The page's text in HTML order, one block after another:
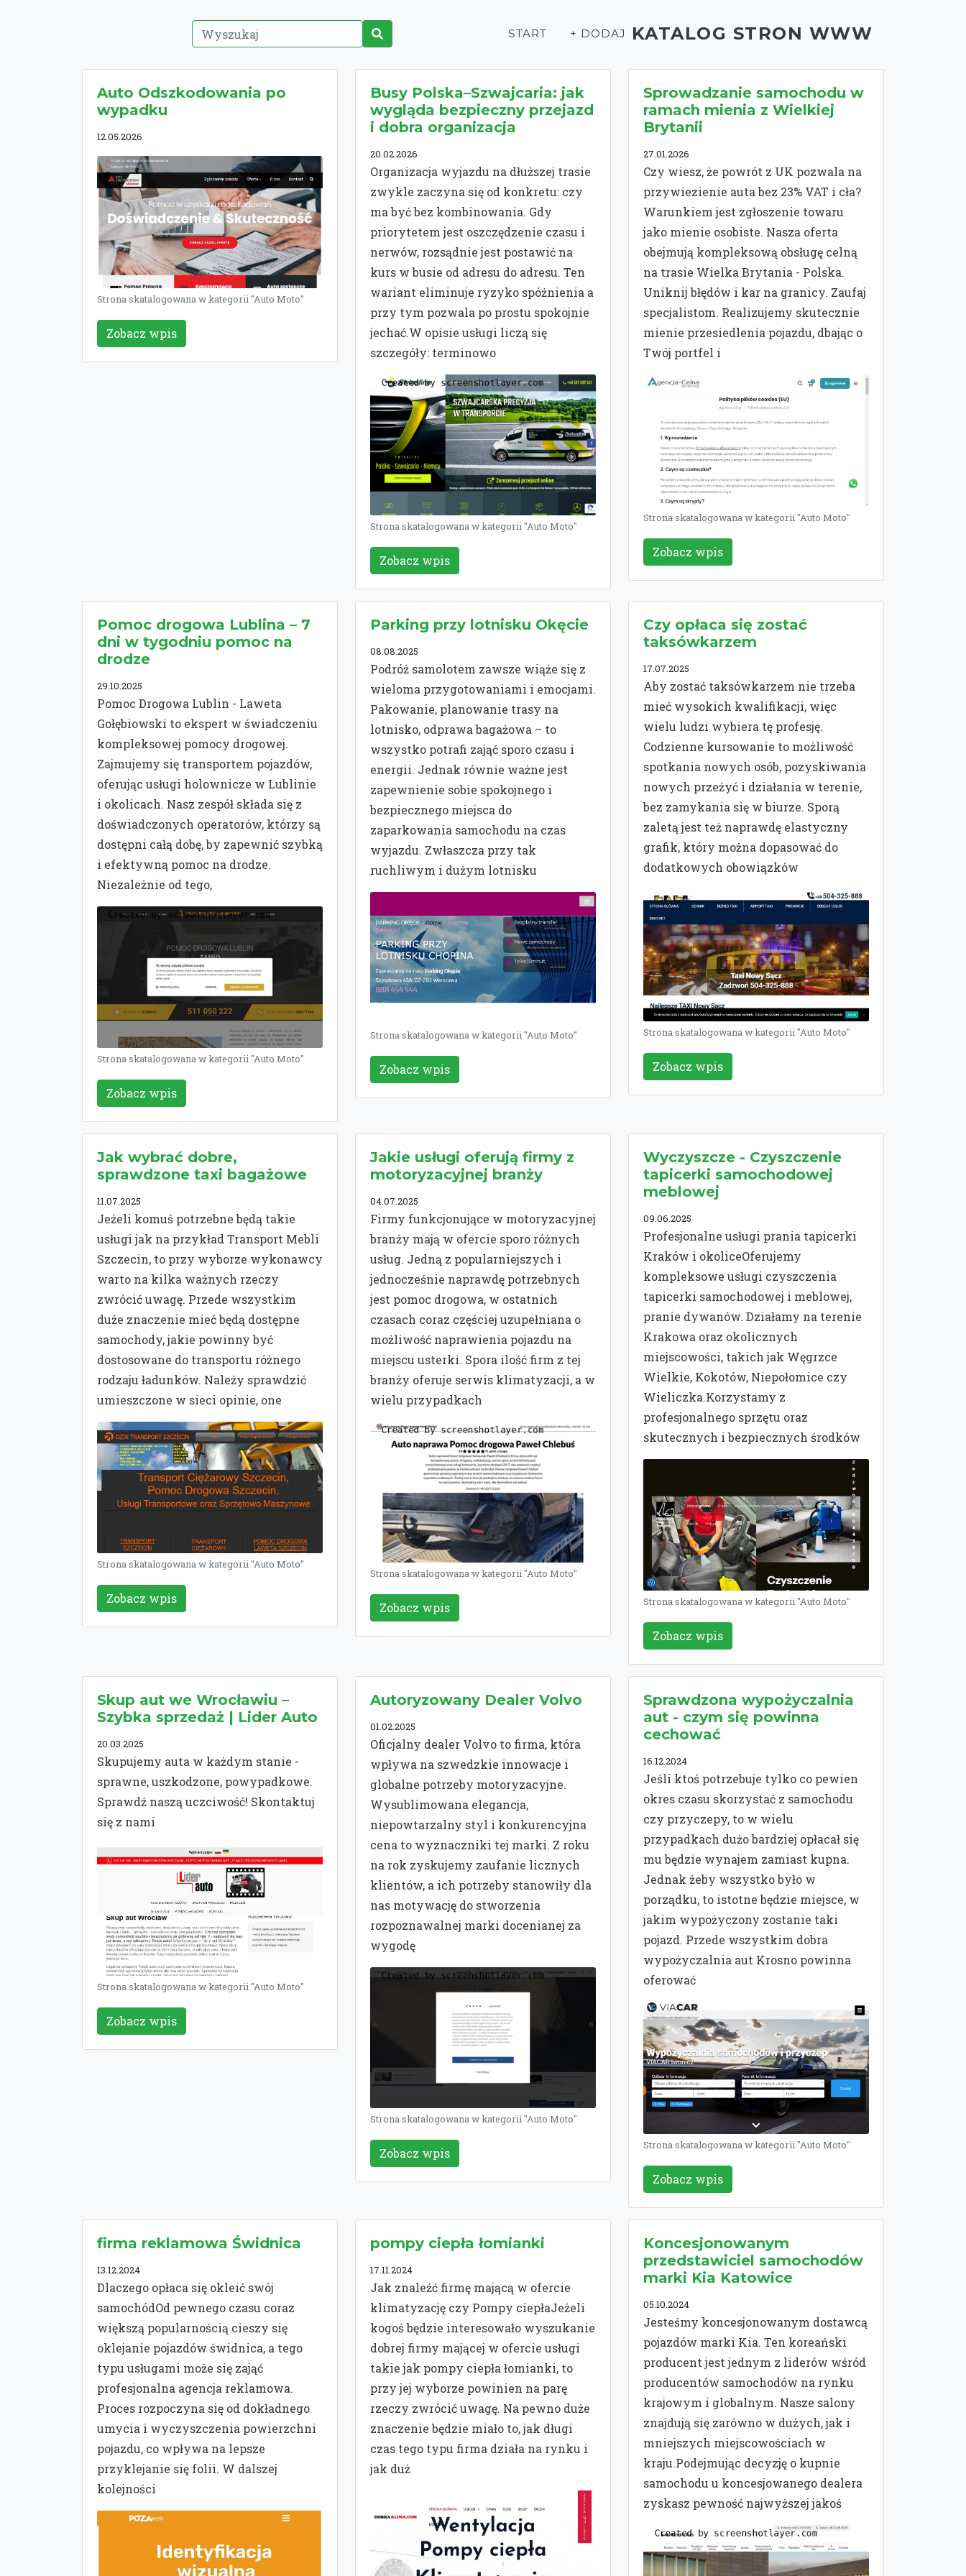
START + DODAJ KATALOG STRON WWW
Auto Odszkodowania po
wypadku
12.05.2026
Strona skatalogowana w kategorii "Auto Moto"
Zobacz wpis
Busy Polska–Szwajcaria: jak
wygląda bezpieczny przejazd
i dobra organizacja
20.02.2026
Organizacja wyjazdu na dłuższej trasie
zwykle zaczyna się od konkretu: czy
ma być bez kombinowania. Gdy
priorytetem jest oszczędzenie czasu i
nerwów, rozsądnie jest postawić na
kurs w busie od adresu do adresu. Ten
wariant eliminuje ryzyko spóźnienia a
przy tym pozwala po prostu spokojnie
jechać.W opisie usługi liczą się
szczegóły: terminowo
Strona skatalogowana w kategorii "Auto Moto"
Zobacz wpis
Sprowadzanie samochodu w
ramach mienia z Wielkiej
Brytanii
27.01.2026
Czy wiesz, że powrót z UK pozwala na
przywiezienie auta bez 23% VAT i cła?
Warunkiem jest zgłoszenie towaru
jako mienie osobiste. Nasza oferta
obejmują kompleksową obsługę celną
na trasie Wielka Brytania - Polska.
Uniknij błędów i kar na granicy. Zaufaj
specjalistom. Realizujemy skutecznie
mienie przesiedlenia pojazdu, dbając o
Twój portfel i
Strona skatalogowana w kategorii "Auto Moto"
Zobacz wpis
Pomoc drogowa Lublina – 7
dni w tygodniu pomoc na
drodze
29.10.2025
Pomoc Drogowa Lublin - Laweta
Gołębiowski to ekspert w świadczeniu
kompleksowej pomocy drogowej.
Zajmujemy się transportem pojazdów,
oferując usługi holownicze w Lublinie
i okolicach. Nasz zespół składa się z
doświadczonych operatorów, którzy są
dostępni całą dobę, by zapewnić szybką
i efektywną pomoc na drodze.
Niezależnie od tego,
Strona skatalogowana w kategorii "Auto Moto"
Zobacz wpis
Parking przy lotnisku Okęcie
08.08.2025
Podróż samolotem zawsze wiąże się z
wieloma przygotowaniami i emocjami.
Pakowanie, planowanie trasy na
lotnisko, odprawa bagażowa – to
wszystko potrafi zająć sporo czasu i
energii. Jednak równie ważne jest
zapewnienie sobie spokojnego i
bezpiecznego miejsca do
zaparkowania samochodu na czas
wyjazdu. Zwłaszcza przy tak
ruchliwym i dużym lotnisku
Strona skatalogowana w kategorii "Auto Moto"
Zobacz wpis
Czy opłaca się zostać
taksówkarzem
17.07.2025
Aby zostać taksówkarzem nie trzeba
mieć wysokich kwalifikacji, więc
wielu ludzi wybiera tę profesję.
Codzienne kursowanie to możliwość
spotkania nowych osób, pozyskiwania
nowych przeżyć i działania w terenie,
bez zamykania się w biurze. Sporą
zaletą jest też naprawdę elastyczny
grafik, który można dopasować do
dodatkowych obowiązków
Strona skatalogowana w kategorii "Auto Moto"
Zobacz wpis
Jak wybrać dobre,
sprawdzone taxi bagażowe
11.07.2025
Jeżeli komuś potrzebne będą takie
usługi jak na przykład Transport Mebli
Szczecin, to przy wyborze wykonawcy
warto na kilka ważnych rzeczy
zwrócić uwagę. Przede wszystkim
duże znaczenie mieć będą dostępne
samochody, jakie powinny być
dostosowane do transportu różnego
rodzaju ładunków. Należy sprawdzić
umieszczone w sieci opinie, one
Strona skatalogowana w kategorii "Auto Moto"
Zobacz wpis
Jakie usługi oferują firmy z
motoryzacyjnej branży
04.07.2025
Firmy funkcjonujące w motoryzacyjnej
branży mają w ofercie sporo różnych
usług. Jedną z popularniejszych i
jednocześnie naprawdę potrzebnych
jest pomoc drogowa, w ostatnich
czasach coraz częściej uzupełniana o
możliwość naprawienia pojazdu na
miejscu usterki. Spora ilość firm z tej
branży oferuje serwis klimatyzacji, a w
wielu przypadkach
Strona skatalogowana w kategorii "Auto Moto"
Zobacz wpis
Wyczyszcze - Czyszczenie
tapicerki samochodowej
meblowej
09.06.2025
Profesjonalne usługi prania tapicerki
Kraków i okoliceOferujemy
kompleksowe usługi czyszczenia
tapicerki samochodowej i meblowej,
pranie dywanów. Działamy na terenie
Krakowa oraz okolicznych
miejscowości, takich jak Węgrzce
Wielkie, Kokotów, Niepołomice czy
Wieliczka.Korzystamy z
profesjonalnego sprzętu oraz
skutecznych i bezpiecznych środków
Strona skatalogowana w kategorii "Auto Moto"
Zobacz wpis
Skup aut we Wrocławiu –
Szybka sprzedaż | Lider Auto
20.03.2025
Skupujemy auta w każdym stanie -
sprawne, uszkodzone, powypadkowe.
Sprawdź naszą uczciwość! Skontaktuj
się z nami
Strona skatalogowana w kategorii "Auto Moto"
Zobacz wpis
Autoryzowany Dealer Volvo
01.02.2025
Oficjalny dealer Volvo to firma, która
wpływa na szwedzkie innowacje i
globalne potrzeby motoryzacyjne.
Wysublimowana elegancja,
niepowtarzalny styl i konkurencyjna
cena to wyznaczniki tej marki. Z roku
na rok zyskujemy zaufanie licznych
klientów, a ich potrzeby stanowiły dla
nas motywację do stworzenia
rozpoznawalnej marki docenianej za
wygodę
Strona skatalogowana w kategorii "Auto Moto"
Zobacz wpis
Sprawdzona wypożyczalnia
aut - czym się powinna
cechować
16.12.2024
Jeśli ktoś potrzebuje tylko co pewien
okres czasu skorzystać z samochodu
czy przyczepy, to w wielu
przypadkach dużo bardziej opłacał się
mu będzie wynajem zamiast kupna.
Jednak żeby wszystko było w
porządku, to istotne będzie miejsce, w
jakim wypożyczony zostanie taki
pojazd. Przede wszystkim dobra
wypożyczalnia aut Krosno powinna
oferować
Strona skatalogowana w kategorii "Auto Moto"
Zobacz wpis
firma reklamowa Świdnica
13.12.2024
Dlaczego opłaca się okleić swój
samochódOd pewnego czasu coraz
większą popularnością cieszy się
oklejanie pojazdów świdnica, a tego
typu usługami może się zająć
profesjonalna agencja reklamowa.
Proces rozpoczyna się od dokładnego
umycia i wyczyszczenia powierzchni
pojazdu, co wpływa na lepsze
przyklejanie się folii. W dalszej
kolejności
pompy ciepła łomianki
17.11.2024
Jak znaleźć firmę mającą w ofercie
klimatyzację czy Pompy ciepłaJeżeli
kogoś będzie interesowało wyszukanie
dobrej firmy mającej w ofercie usługi
takie jak pompy ciepła łomianki, to
przy jej wyborze powinien na parę
rzeczy zwrócić uwagę. Na pewno duże
znaczenie będzie miało to, jak długi
czas tego typu firma działa na rynku i
jak duż
Koncesjonowanym
przedstawiciel samochodów
marki Kia Katowice
05.10.2024
Jesteśmy koncesjonowanym dostawcą
pojazdów marki Kia. Ten koreański
producent jest jednym z liderów wśród
producentów samochodów na rynku
krajowym i globalnym. Nasze salony
znajdują się zarówno w dużych, jak i
mniejszych miejscowościach w
kraju.Podejmując decyzję o kupnie
samochodu u koncesjowanego dealera
zyskasz pewność najwyższej jakoś